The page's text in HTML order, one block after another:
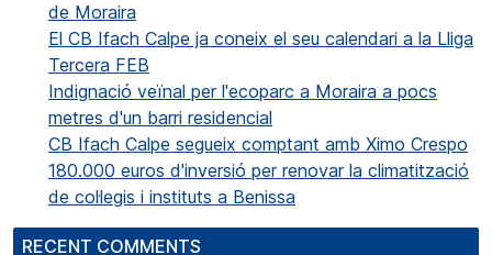
de Moraira
El CB Ifach Calpe ja coneix el seu calendari a la Lliga
Tercera FEB
Indignació veïnal per l'ecoparc a Moraira a pocs
metres d'un barri residencial
CB Ifach Calpe segueix comptant amb Ximo Crespo
180.000 euros d'inversió per renovar la climatització
de col·legis i instituts a Benissa
RECENT COMMENTS